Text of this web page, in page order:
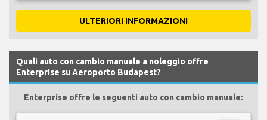
ULTERIORI INFORMAZIONI
Quali auto con cambio manuale a noleggio offre
Enterprise su Aeroporto Budapest?
Enterprise offre le seguenti auto con cambio manuale: